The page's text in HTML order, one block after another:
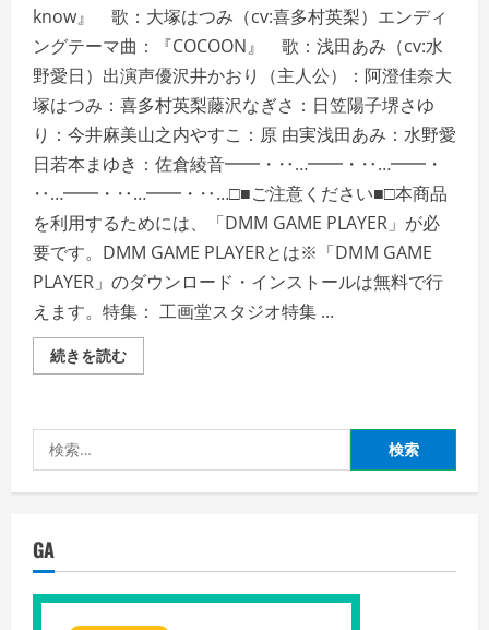
know』 歌：大塚はつみ（cv:喜多村英梨）エンディ
ングテーマ曲：『COCOON』 歌：浅田あみ（cv:水
野愛日）出演声優沢井かおり（主人公）：阿澄佳奈大
塚はつみ：喜多村英梨藤沢なぎさ：日笠陽子堺さゆ
り：今井麻美山之内やすこ：原 由実浅田あみ：水野愛
日若本まゆき：佐倉綾音━━・‥…━━・‥…━━・
‥…━━・‥…━━・‥…□■ご注意ください■□本商品
を利用するためには、「DMM GAME PLAYER」が必
要です。DMM GAME PLAYERとは※「DMM GAME
PLAYER」のダウンロード・インストールは無料で行
えます。特集： 工画堂スタジオ特集 ...
続きを読む白
衣
症
Re:Therapy
（リ
版）
詳
索:
GA